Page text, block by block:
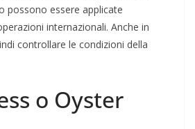
possono essere applicate
internazionali. Anche in
controllare le condizioni della
o Oyster